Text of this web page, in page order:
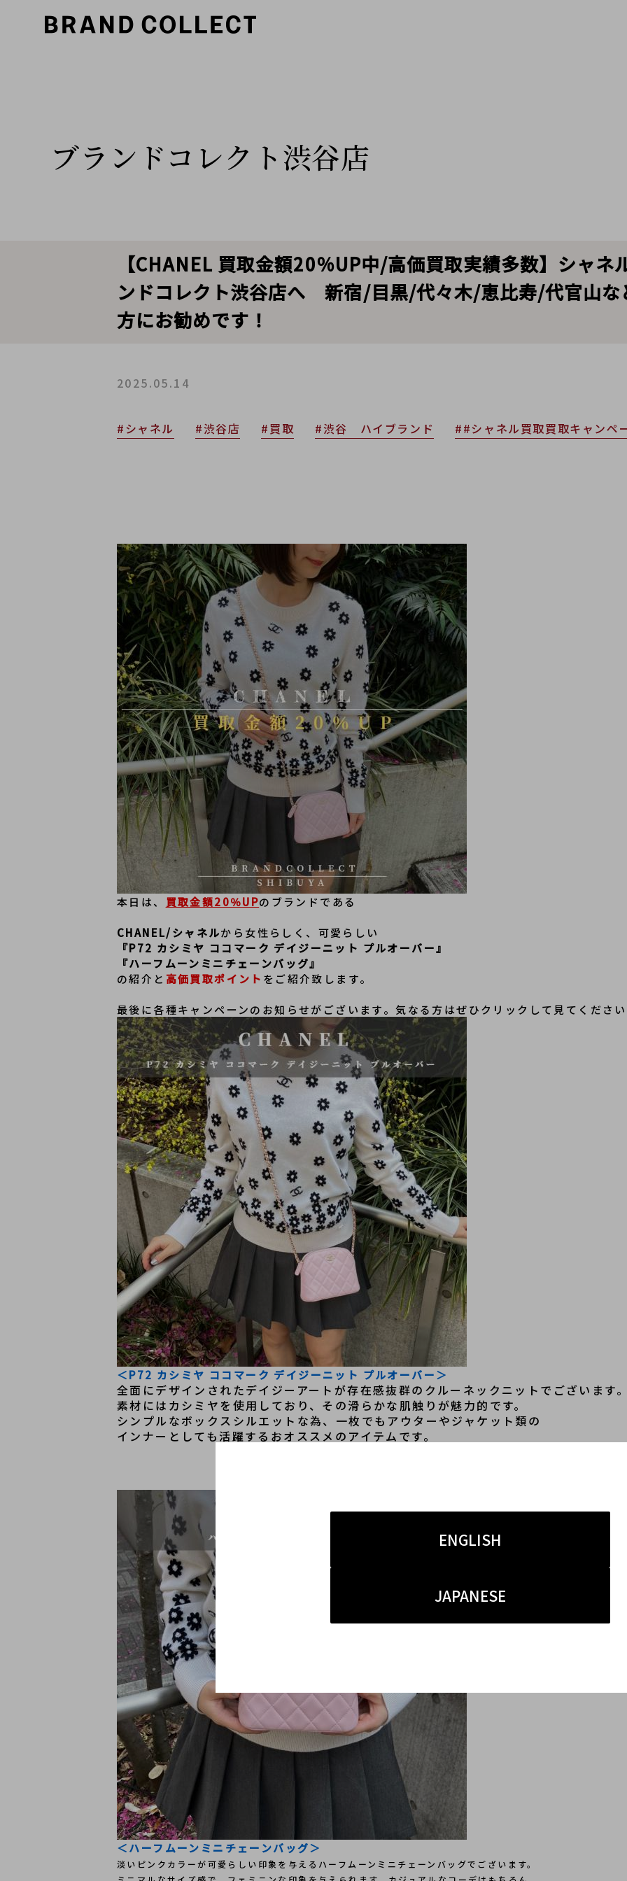
ENGLISH
JAPANESE
ブランドコレクト渋谷店
【CHANEL 買取金額20％UP中/高価買取実績多数】シャネ
ンドコレクト渋谷店へ 新宿/目黒/代々木/恵比寿/代官山な
方にお勧めです！
2025.05.14
#シャネル #渋谷店 #買取 #渋谷 ハイブランド ##シャネル買取買取キャンペ
本日は、 買取金額20％UPのブランドである
CHANEL/シャネルから女性らしく、可愛らしい
『P72 カシミヤ ココマーク デイジーニット プルオーバー』
『ハーフムーンミニチェーンバッグ』
の紹介と 高価買取ポイント をご紹介致します。
最後に各種キャンペーンのお知らせがございます。気なる方はぜひクリックして見てくださ
＜P72 カシミヤ ココマーク デイジーニット プルオーバー＞
全面にデザインされたデイジーアートが存在感抜群のクルーネックニットでございます
素材にはカシミヤを使用しており、その滑らかな肌触りが魅力的です。
シンプルなボックスシルエットな為、一枚でもアウターやジャケット類の
インナーとしても活躍するおオススメのアイテムです。
＜ハーフムーンミニチェーンバッグ＞
淡いピンクカラーが可愛らしい印象を与えるハーフムーンミニチェーンバッグでございます。